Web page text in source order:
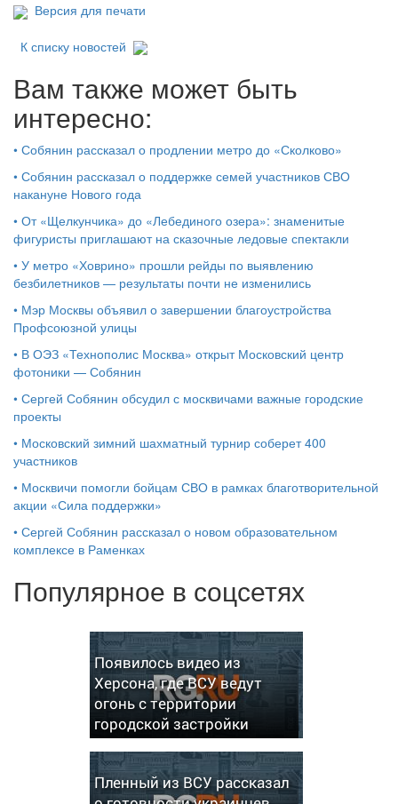
Версия для печати
К списку новостей
Вам также может быть
интересно:
• Собянин рассказал о продлении метро до «Сколково»
• Собянин рассказал о поддержке семей участников СВО
накануне Нового года
• От «Щелкунчика» до «Лебединого озера»: знаменитые
фигуристы приглашают на сказочные ледовые спектакли
• У метро «Ховрино» прошли рейды по выявлению
безбилетников — результаты почти не изменились
• Мэр Москвы объявил о завершении благоустройства
Профсоюзной улицы
• В ОЭЗ «Технополис Москва» открыт Московский центр
фотоники — Собянин
• Сергей Собянин обсудил с москвичами важные городские
проекты
• Московский зимний шахматный турнир соберет 400
участников
• Москвичи помогли бойцам СВО в рамках благотворительной
акции «Сила поддержки»
• Сергей Собянин рассказал о новом образовательном
комплексе в Раменках
Популярное в соцсетях
Появилось видео из
Херсона, где ВСУ ведут
огонь с территории
городской застройки
Пленный из ВСУ рассказал